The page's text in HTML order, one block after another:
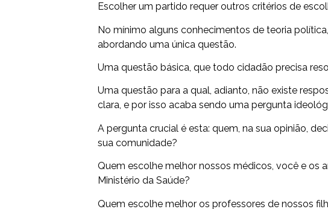
Escolher um partido requer outros critérios de
No mínimo alguns conhecimentos de teoria
abordando uma única questão.
Uma questão básica, que todo cidadão precisa
Uma questão para a qual, adianto, não existe
clara, e por isso acaba sendo uma pergunta
A pergunta crucial é esta: quem, na sua opinião,
sua comunidade?
Quem escolhe melhor nossos médicos, você e os
Ministério da Saúde?
Quem escolhe melhor os professores de nossos